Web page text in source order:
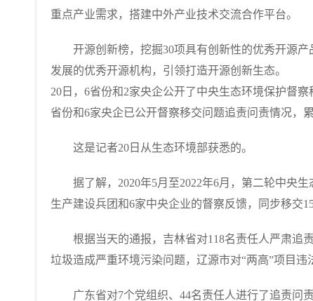
重点产业需求，搭建中外产业技术交流合作平台。
开源创新榜，挖掘30项具有创新性的优秀开源产
发展的优秀开源机构，引领打造开源创新生态。
20日，6省份和2家央企公开了中央生态环境保护督
省份和6家央企已公开督察移交问题追责问责情况，累
这是记者20日从生态环境部获悉的。
据了解，2020年5月至2022年6月，第二轮中央生
生产建设兵团和6家中央企业的督察反馈，同步移交
根据当天的通报，吉林省对118名责任人严肃追
垃圾造成严重环境污染问题，辽源市对“两高”项目违
广东省对7个党组织、44名责任人进行了追责问